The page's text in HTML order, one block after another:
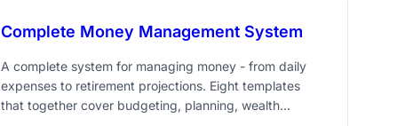
Complete Money Management System
A complete system for managing money - from daily
expenses to retirement projections. Eight templates
that together cover budgeting, planning, wealth